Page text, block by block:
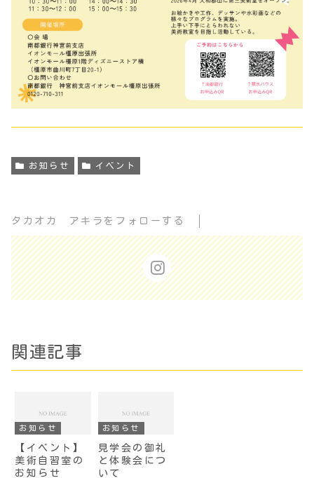
お知らせ イベント
タカオカ アキラをフォローする
関連記事
お知らせ
【イベント】
美術自習室の
お知らせ
お知らせ
見学会の御礼
と体験会につ
いて